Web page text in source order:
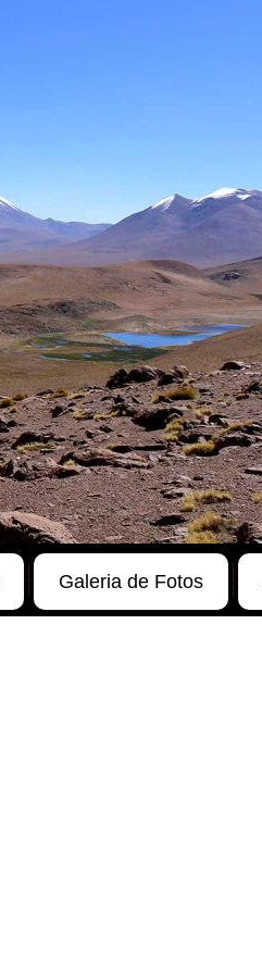
Galeria de Fotos